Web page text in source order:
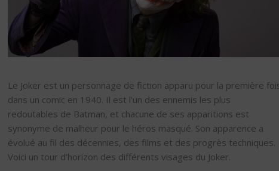
Le Joker est un personnage de fiction apparu pour la première
dans un comic en 1940. Il est l’un des ennemis les plus
redoutables de Batman, et chacune de ses apparitions est
synonyme de malheur pour le héros masqué. Son apparence a
évolué au fil des décennies, des films et des progrès techniques.
Voici un tour d’horizon des différents visages du Joker.